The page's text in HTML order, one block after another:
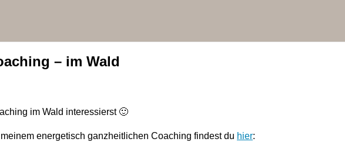
– im Wald
im Wald interessierst 🙂
energetisch ganzheitlichen Coaching findest du hier: